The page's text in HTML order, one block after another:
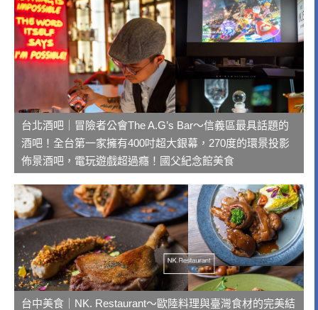
台北酒吧｜冒險者公會The A.G’s Bar～信義區最具話題的
酒吧！全台第一家擁有400吋超大銀幕，270度的環景投影
佈景酒吧，電玩遊戲超過癮！國父紀念館美食
台中美食｜NK. Restaurant～歐陸料理與臺灣食材的完美結